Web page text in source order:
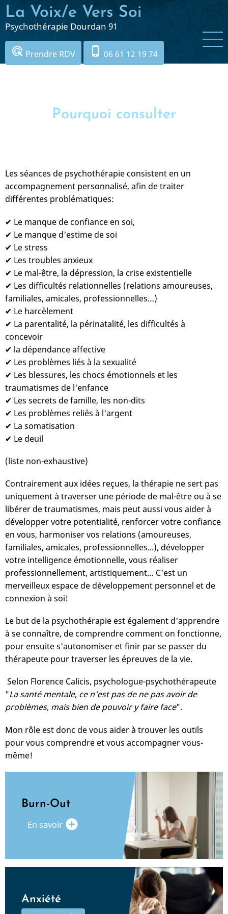
Aller
au
contenu
principal
La Voix/e Vers Soi
Psychothérapie Dourdan 91
ads_click Prendre RDV phone_iphone 06 61 12 19 74
Pourquoi consulter
Les séances de psychothérapie consistent en un
accompagnement personnalisé, afin de traiter
différentes problématiques:
✔ Le manque de confiance en soi,
✔ Le manque d'estime de soi
✔ Le stress
✔ Les troubles anxieux
✔ Le mal-être, la dépression, la crise existentielle
✔ Les difficultés relationnelles (relations amoureuses,
familiales, amicales, professionnelles…)
✔ Le harcèlement
✔ La parentalité, la périnatalité, les difficultés à
concevoir
✔ la dépendance affective
✔ Les problèmes liés à la sexualité
✔ Les blessures, les chocs émotionnels et les
traumatismes de l'enfance
✔ Les secrets de famille, les non-dits
✔ Les problèmes reliés à l'argent
✔ La somatisation
✔ Le deuil
(liste non-exhaustive)
Contrairement aux idées reçues, la thérapie ne sert pas
uniquement à traverser une période de mal-être ou à se
libérer de traumatismes, mais peut aussi vous aider à
développer votre potentialité, renforcer votre confiance
en vous, harmoniser vos relations (amoureuses,
familiales, amicales, professionnelles...), développer
votre intelligence émotionnelle, vous réaliser
professionnellement, artistiquement… C'est un
merveilleux espace de développement personnel et de
connexion à soi!
Le but de la psychothérapie est également d'apprendre
à se connaître, de comprendre comment on fonctionne,
pour ensuite s'autonomiser et finir par se passer du
thérapeute pour traverser les épreuves de la vie.
Selon Florence Calicis, psychologue-psychothérapeute
"La santé mentale, ce n'est pas de ne pas avoir de
problèmes, mais bien de pouvoir y faire face".
Mon rôle est donc de vous aider à trouver les outils
pour vous comprendre et vous accompagner vous-
même!
Burn-Out
En savoir add_circle
Anxiété